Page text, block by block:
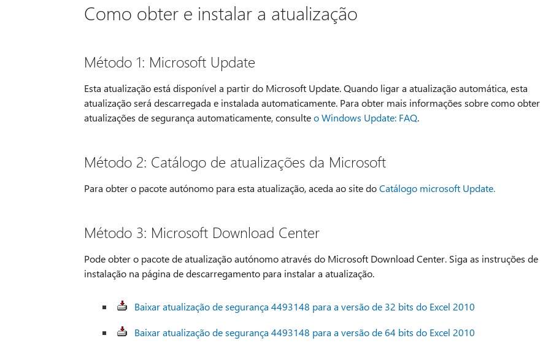
Como obter e instalar a atualização
Método 1: Microsoft Update
Esta atualização está disponível a partir do Microsoft Update. Quando ligar a atualização automática, esta
atualização será descarregada e instalada automaticamente. Para obter mais informações sobre como obter
atualizações de segurança automaticamente, consulteo Windows Update: FAQ.
Método 2: Catálogo de atualizações da Microsoft
Para obter o pacote autónomo para esta atualização, aceda ao site doCatálogo microsoft Update.
Método 3: Microsoft Download Center
Pode obter o pacote de atualização autónomo através do Microsoft Download Center. Siga as instruções de
instalação na página de descarregamento para instalar a atualização.
Baixar atualização de segurança 4493148 para a versão de 32 bits do Excel 2010
Baixar atualização de segurança 4493148 para a versão de 64 bits do Excel 2010